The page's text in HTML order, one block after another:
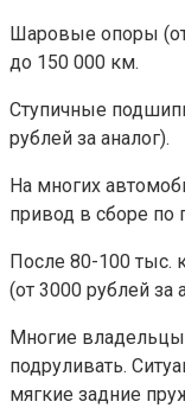
Шаровые опоры
до 150 000 км.
Ступичные
рублей за аналог).
На многих
привод в сборе по
После 80-100 тыс.
(от 3000 рублей за
Многие владельцы
подруливать.
мягкие задние